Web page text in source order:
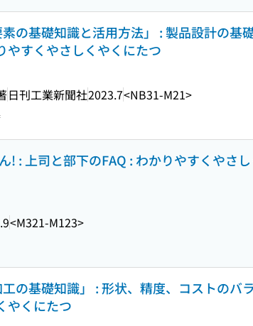
の基礎知識と活用方法」 : 製品設計の基
やすくやさしくやくにたつ
日刊工業新聞社2023.7<NB31-M21>
! : 上司と部下のFAQ : わかりやすくやさ
<M321-M123>
の基礎知識」 : 形状、精度、コストのバ
やくにたつ